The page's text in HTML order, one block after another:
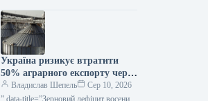
speka-posilila-zagrozu-luskokrilih-
shkidnikiv”> Спека посилила загрозу
лускокрилих шкідників 10 серпня 2026
27 0Кошкіна Ірина Ukravit Аграрії…
Україна ризикує втратити
50% аграрного експорту через
атаки на порти — КУРКУЛЬ
Владислав Шепель
Сер 10, 2026
” data-title=”Зерновий дефіцит восени